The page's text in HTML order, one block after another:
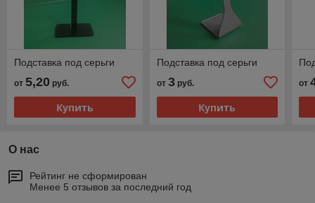
Подставка под серьги
от 5,20 руб.
Купить
Подставка под серьги
от 3руб.
Купить
от
О нас
Рейтинг не сформирован
Менее 5 отзывов за последний год